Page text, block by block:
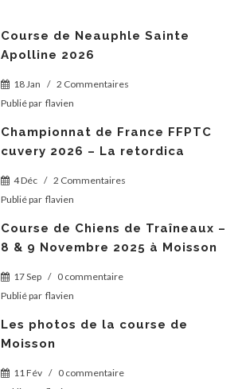
Course de Neauphle Sainte
Apolline 2026
18 Jan / 2 Commentaires
Publié par flavien
Championnat de France FFPTC
cuvery 2026 – La retordica
4 Déc / 2 Commentaires
Publié par flavien
Course de Chiens de Traîneaux –
8 & 9 Novembre 2025 à Moisson
17 Sep / 0 commentaire
Publié par flavien
Les photos de la course de
Moisson
11 Fév / 0 commentaire